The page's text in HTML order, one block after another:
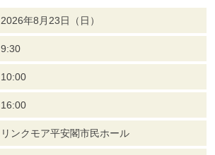
2026年8月23日（日）
9:30
10:00
16:00
リンクモア平安閣市民ホール